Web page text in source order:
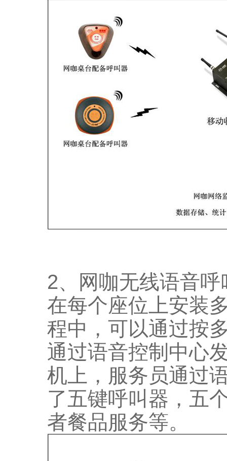
2、网咖无线语音呼
在每个座位上安装
程中，可以通过按
通过语音控制中心
机上，服务员通过
了五键呼叫器，五
者餐品服务等。